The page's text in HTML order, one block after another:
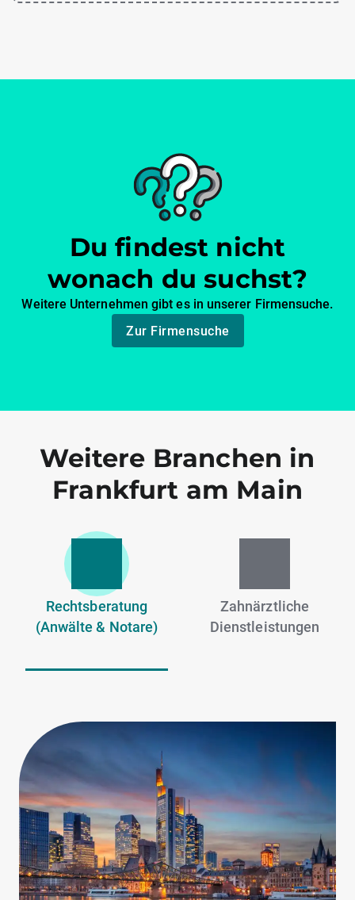
Du findest nicht
wonach du suchst?
Weitere Unternehmen gibt es in unserer Firmensuche.
Zur Firmensuche
Weitere Branchen in
Frankfurt am Main
Rechtsberatung
(Anwälte & Notare)
Zahnärztliche
Dienstleistungen